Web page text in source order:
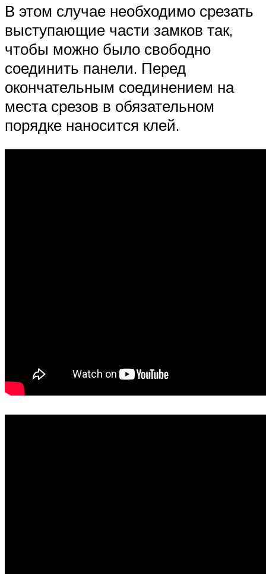
В этом случае необходимо срезать
выступающие части замков так,
чтобы можно было свободно
соединить панели. Перед
окончательным соединением на
места срезов в обязательном
порядке наносится клей.